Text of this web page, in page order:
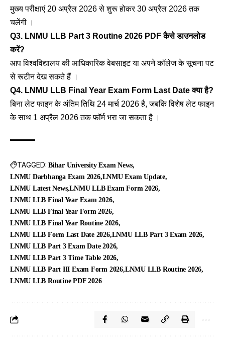
मुख्य परीक्षाएं 20 अप्रैल 2026 से शुरू होकर 30 अप्रैल 2026 तक
चलेंगी ।
Q3. LNMU LLB Part 3 Routine 2026 PDF कैसे डाउनलोड
करें?
आप विश्वविद्यालय की आधिकारिक वेबसाइट या अपने कॉलेज के सूचना पट
से रूटीन देख सकते हैं ।
Q4. LNMU LLB Final Year Exam Form Last Date क्या है?
बिना लेट फाइन के अंतिम तिथि 24 मार्च 2026 है, जबकि विशेष लेट फाइन
के साथ 1 अप्रैल 2026 तक फॉर्म भरा जा सकता है ।
TAGGED: Bihar University Exam News
LNMU Darbhanga Exam 2026 LNMU Exam Update
LNMU Latest News LNMU LLB Exam Form 2026
LNMU LLB Final Year Exam 2026
LNMU LLB Final Year Form 2026
LNMU LLB Final Year Routine 2026
LNMU LLB Form Last Date 2026 LNMU LLB Part 3 Exam 2026
LNMU LLB Part 3 Exam Date 2026
LNMU LLB Part 3 Time Table 2026
LNMU LLB Part III Exam Form 2026 LNMU LLB Routine 2026
LNMU LLB Routine PDF 2026